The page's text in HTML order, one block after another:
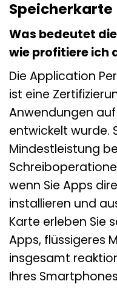
Speicherkarte
Was bedeutet
wie profitiere ich
Die Application
ist eine
Anwendungen
entwickelt wurde.
Mindestleistung
wenn Sie Apps
installieren und
Karte erleben Sie
Apps, flüssigeres
insgesamt
Ihres